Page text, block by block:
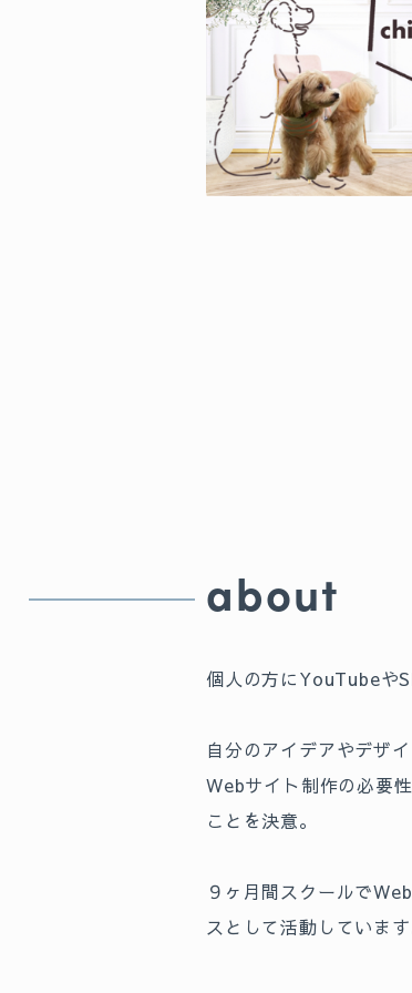
about
個人の方にYouTubeや
自分のアイデアやデザ
Webサイト制作の必要
ことを決意。
９ヶ月間スクールで
スとして活動しています